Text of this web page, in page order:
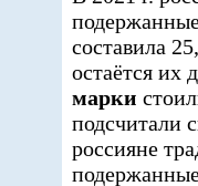
составила
остаётся их
марки
подсчитали
россияне